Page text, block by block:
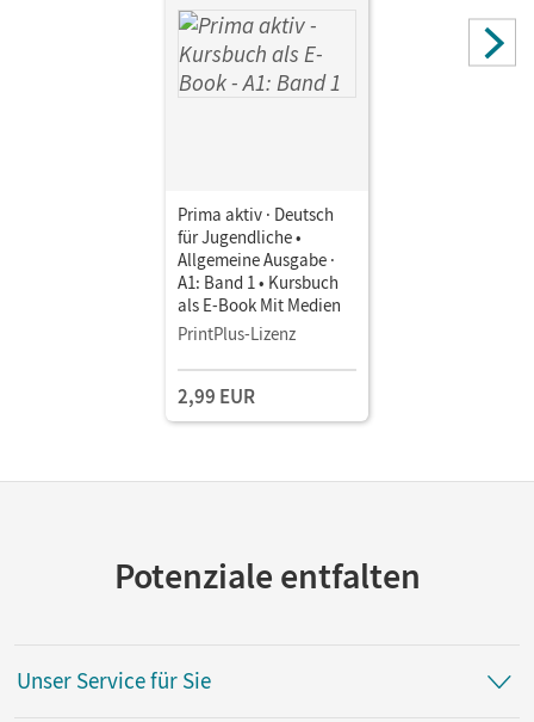
Prima aktiv · Deutsch
für Jugendliche •
Allgemeine Ausgabe ·
A1: Band 1 • Kursbuch
als E-Book Mit Medien
PrintPlus-Lizenz
2,99 EUR
Potenziale entfalten
Unser Service für Sie